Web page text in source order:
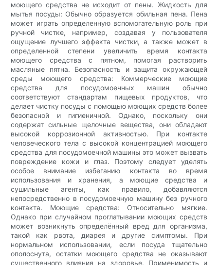
моющего средства не исходит от пены. Жидкость для
мытья посуды: Обычно образуется обильная пена. Пена
может играть определенную вспомогательную роль при
ручной чистке, например, создавая у пользователя
ощущение лучшего эффекта чистки, а также может в
определенной степени увеличить время контакта
моющего средства с пятном, помогая растворить
масляные пятна. Безопасность и защита окружающей
среды моющего средства: Коммерческие моющие
средства для посудомоечных машин обычно
соответствуют стандартам пищевых продуктов, что
делает чистку посуды с помощью моющих средств более
безопасной и гигиеничной. Однако, поскольку они
содержат сильные щелочные вещества, они обладают
высокой коррозионной активностью. При контакте
человеческого тела с высокой концентрацией моющего
средства для посудомоечной машины это может вызвать
повреждение кожи и глаз. Поэтому следует уделять
особое внимание избеганию контакта во время
использования и хранения, а моющие средства и
сушильные агенты, как правило, добавляются
непосредственно в посудомоечную машину без ручного
контакта. Моющие средства: Относительно мягкие.
Однако при случайном проглатывании моющих средств
может возникнуть определённый вред для организма,
такой как рвота, диарея и другие симптомы. При
нормальном использовании, если посуда тщательно
ополоснута, остатки моющего средства не оказывают
существенного влияния на здоровье. Применимость и